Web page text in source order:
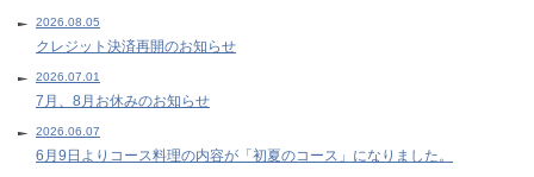
2026.08.05
クレジット決済再開のお知らせ
2026.07.01
7月、8月お休みのお知らせ
2026.06.07
6月9日よりコース料理の内容が「初夏のコース」になりました。